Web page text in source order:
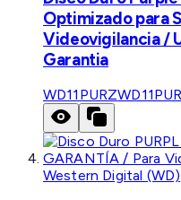
Optimizado para
Videovigilancia /
Garantia
WD11PURZ
Western Digital (WD)